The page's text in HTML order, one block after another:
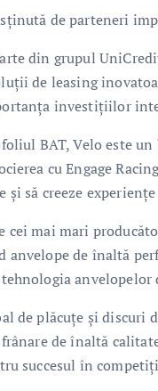
de parteneri
din grupul
de leasing
investițiilor
BAT, Velo este
cu Engage
să creeze
mai mari
anvelope de înaltă
de plăcuțe și discuri
de înaltă
succesul în